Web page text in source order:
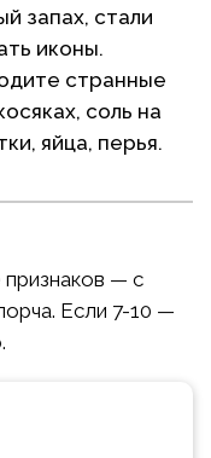
запах, стали
иконы.
странные
соль на
яйца, перья.
признаков — с
Если 7-10 —